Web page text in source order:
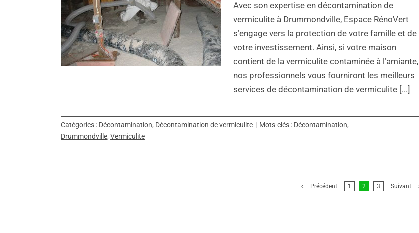
Avec son expertise en décontamination de
vermiculite à Drummondville, Espace RénoVert
s’engage vers la protection de votre famille et de
votre investissement. Ainsi, si votre maison
contient de la vermiculite contaminée à l’amiante,
nos professionnels vous fourniront les meilleurs
services de décontamination de vermiculite [...]
Catégories : Décontamination, Décontamination de vermiculite | Mots-clés : Décontamination,
Drummondville, Vermiculite
Précédent 1 2 3 Suivant